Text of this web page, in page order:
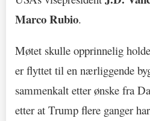
Marco Rubio.
Møtet skulle opprinnelig
er flyttet til en nærliggende
sammenkalt etter ønske fra
etter at Trump flere ganger